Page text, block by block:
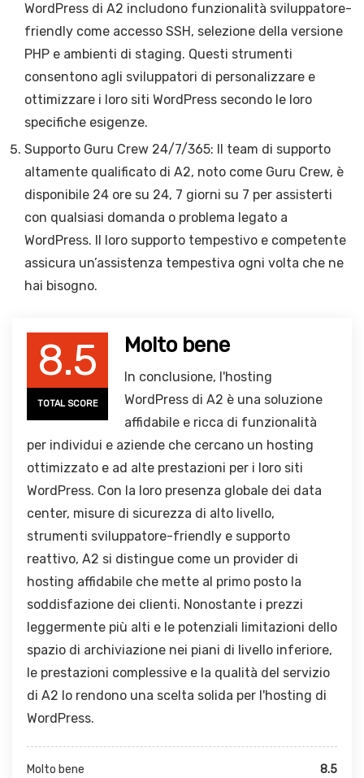
WordPress di A2 includono funzionalità sviluppatore-
friendly come accesso SSH, selezione della versione
PHP e ambienti di staging. Questi strumenti
consentono agli sviluppatori di personalizzare e
ottimizzare i loro siti WordPress secondo le loro
specifiche esigenze.
Supporto Guru Crew 24/7/365: Il team di supporto
altamente qualificato di A2, noto come Guru Crew, è
disponibile 24 ore su 24, 7 giorni su 7 per assisterti
con qualsiasi domanda o problema legato a
WordPress. Il loro supporto tempestivo e competente
assicura un’assistenza tempestiva ogni volta che ne
hai bisogno.
8.5
TOTAL SCORE
Molto bene
In conclusione, l'hosting
WordPress di A2 è una soluzione
affidabile e ricca di funzionalità
per individui e aziende che cercano un hosting
ottimizzato e ad alte prestazioni per i loro siti
WordPress. Con la loro presenza globale dei data
center, misure di sicurezza di alto livello,
strumenti sviluppatore-friendly e supporto
reattivo, A2 si distingue come un provider di
hosting affidabile che mette al primo posto la
soddisfazione dei clienti. Nonostante i prezzi
leggermente più alti e le potenziali limitazioni dello
spazio di archiviazione nei piani di livello inferiore,
le prestazioni complessive e la qualità del servizio
di A2 lo rendono una scelta solida per l'hosting di
WordPress.
Molto bene 8.5